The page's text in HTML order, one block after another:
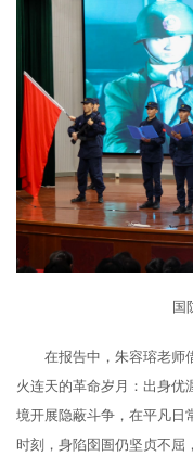
国
在报告中，朱容瑢老师
火连天的革命岁月：出身优
境开展隐蔽斗争，在平凡
时刻，身陷囹圄仍坚贞不屈